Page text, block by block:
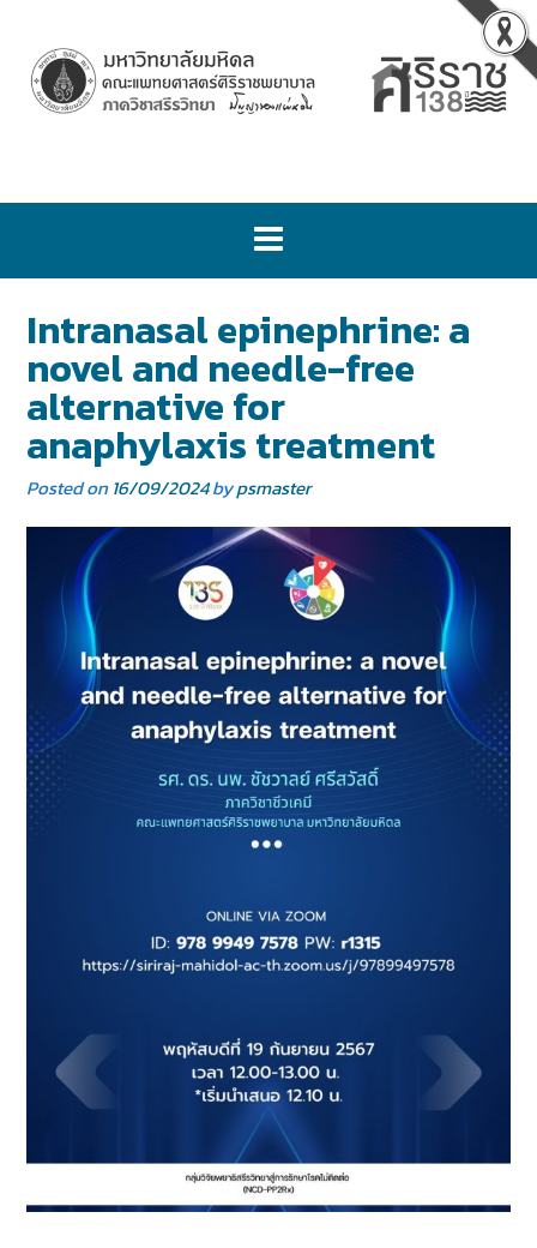
Intranasal epinephrine: a
novel and needle-free
alternative for
anaphylaxis treatment
Posted on16/09/2024bypsmaster